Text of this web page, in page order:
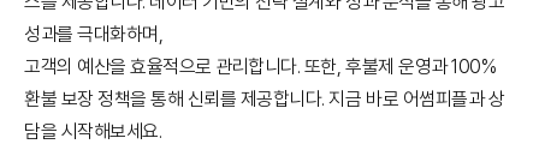
성과를 극대화하며,
고객의 예산을 효율적으로 관리합니다. 또한, 후불제 운영과 100%
환불 보장 정책을 통해 신뢰를 제공합니다. 지금 바로 어썸피플과 상
담을 시작해보세요.